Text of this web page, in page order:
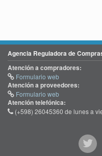
Agencia Reguladora de
Atención a compradores:
Formulario web
Atención a proveedores:
Formulario web
Atención telefónica:
(+598) 26045360 de lunes a